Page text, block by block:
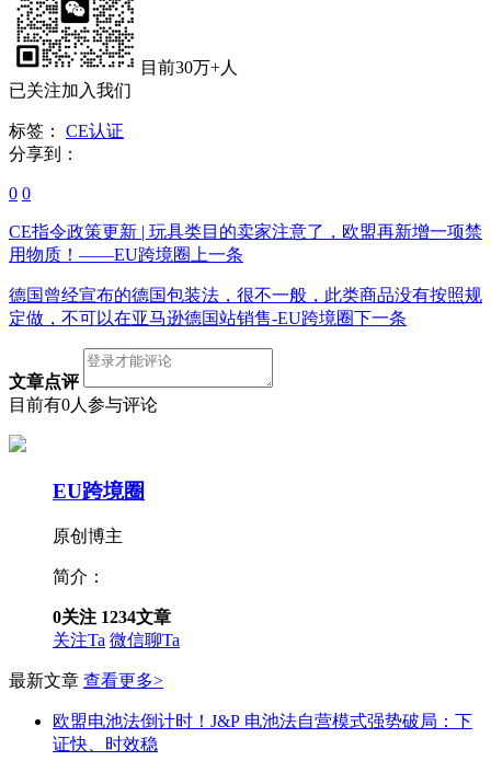
目前30万+人
已关注加入我们
标签：
CE认证
分享到：
0 0
CE指令政策更新 | 玩具类目的卖家注意了，欧盟再新增一项禁
用物质！——EU跨境圈 上一条
德国曾经宣布的德国包装法，很不一般，此类商品没有按照规
定做，不可以在亚马逊德国站销售-EU跨境圈下一条
文章点评
目前有0人参与评论
EU跨境圈
原创博主
简介：
0关注 1234文章
关注Ta 微信聊Ta
最新文章 查看更多>
欧盟电池法倒计时！J&P 电池法自营模式强势破局：下
证快、时效稳